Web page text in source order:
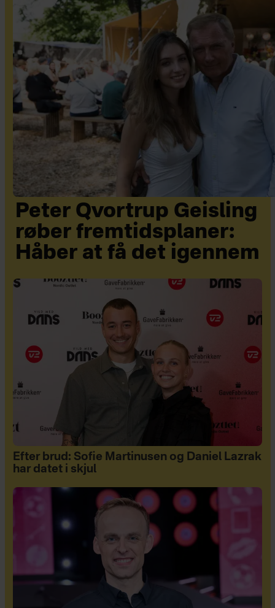
Peter Qvortrup Geisling
røber fremtidsplaner:
Håber at få det igennem
Efter brud: Sofie Martinusen og Daniel Lazrak
har datet i skjul